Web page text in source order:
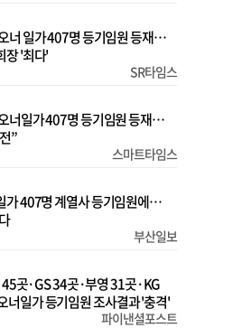
너 일가 407명 등기임원 등재…
장 '최다'
SR타임스
너일가 407명 등기임원 등재…
”
스마트타임스
가 407명 계열사 등기임원에…
부산일보
곳·GS 34곳·부영 31곳·KG
일가 등기임원 조사결과 '충격'
파이낸셜포스트